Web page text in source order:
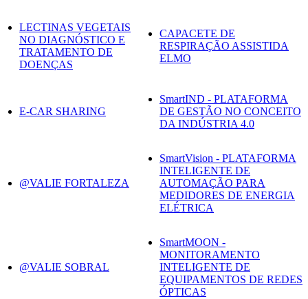
LECTINAS VEGETAIS
NO DIAGNÓSTICO E
TRATAMENTO DE
DOENÇAS
CAPACETE DE
RESPIRAÇÃO ASSISTIDA
ELMO
E-CAR SHARING
SmartIND - PLATAFORMA
DE GESTÃO NO CONCEITO
DA INDÚSTRIA 4.0
@VALIE FORTALEZA
SmartVision - PLATAFORMA
INTELIGENTE DE
AUTOMAÇÃO PARA
MEDIDORES DE ENERGIA
ELÉTRICA
@VALIE SOBRAL
SmartMOON -
MONITORAMENTO
INTELIGENTE DE
EQUIPAMENTOS DE REDES
ÓPTICAS